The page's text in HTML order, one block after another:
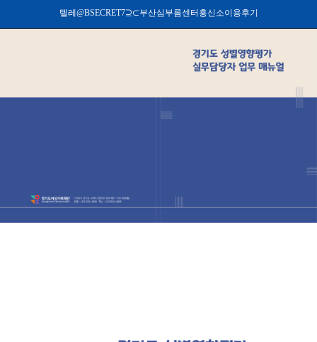
텔레@BSECRET7⊇⊂부산심부름센터흥신소이용후기